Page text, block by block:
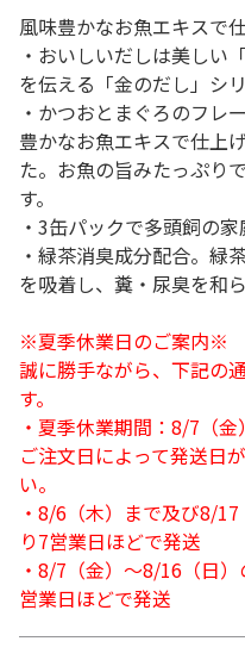
風味豊かなお魚エキスで
・おいしいだしは美しい
を伝える「金のだし」シ
・かつおとまぐろのフレ
豊かなお魚エキスで仕上
た。お魚の旨みたっぷり
す。
・3缶パックで多頭飼の家
・緑茶消臭成分配合。緑
を吸着し、糞・尿臭を和ら
※夏季休業日のご案内※
誠に勝手ながら、下記の
す。
・夏季休業期間：8/7（金
ご注文日によって発送日
い。
・8/6（木）まで及び8/
り7営業日ほどで発送
・8/7（金）～8/16（日
営業日ほどで発送